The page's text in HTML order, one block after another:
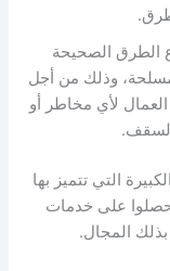
الطرق الصحيحة
وذلك من أجل
لأي مخاطر أو
السقف.
التي تتميز بها
على خدمات
المجال.